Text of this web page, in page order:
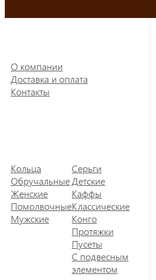
О компании
Доставка и оплата
Контакты
Кольца
Обручальные
Женские
Помолвочные
Мужские
Серьги
Детские
Каффы
Классические
Конго
Протяжки
Пусеты
С подвесным
элементом